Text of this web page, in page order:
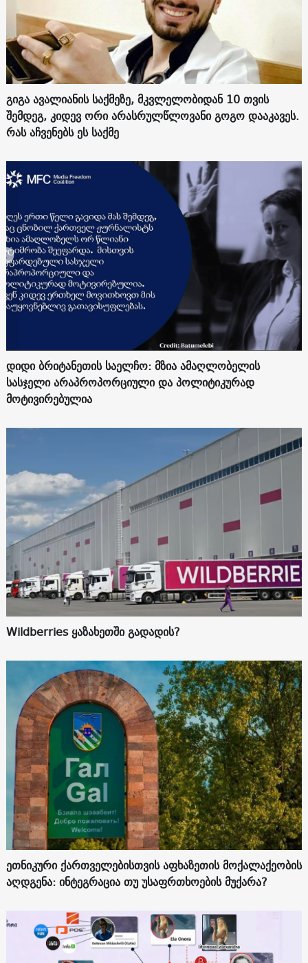
გიგა ავალიანის საქმეზე, მკვლელობიდან 10 თვის
შემდეგ, კიდევ ორი არასრულწლოვანი გოგო დააკავეს.
რას აჩვენებს ეს საქმე
დიდი ბრიტანეთის საელჩო: მზია ამაღლობელის
სასჯელი არაპროპორციული და პოლიტიკურად
მოტივირებულია
Wildberries ყაზახეთში გადადის?
ეთნიკური ქართველებისთვის აფხაზეთის მოქალაქეობის
აღდგენა: ინტეგრაცია თუ უსაფრთხოების მუქარა?